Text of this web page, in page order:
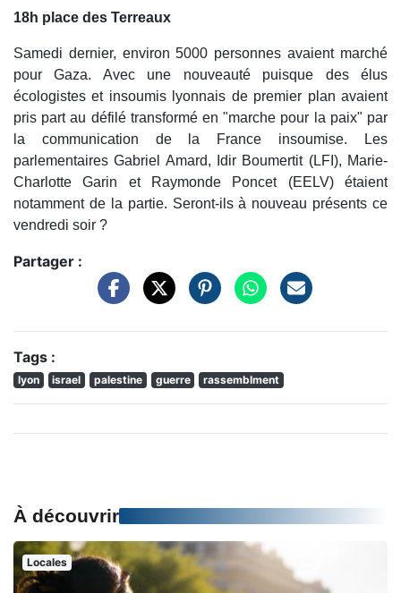
18h place des Terreaux
Samedi dernier, environ 5000 personnes avaient marché
pour Gaza. Avec une nouveauté puisque des élus
écologistes et insoumis lyonnais de premier plan avaient
pris part au défilé transformé en "marche pour la paix" par
la communication de la France insoumise. Les
parlementaires Gabriel Amard, Idir Boumertit (LFI), Marie-
Charlotte Garin et Raymonde Poncet (EELV) étaient
notamment de la partie. Seront-ils à nouveau présents ce
vendredi soir ?
Partager :
Tags :
lyon israel palestine guerre rassemblment
À découvrir
Locales